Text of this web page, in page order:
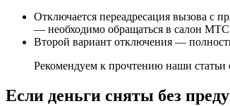
Отключается переадресация вызова с
— необходимо обращаться в салон МТС
Второй вариант отключения —
Рекомендуем к прочтению наши статьи
Если деньги сняты без